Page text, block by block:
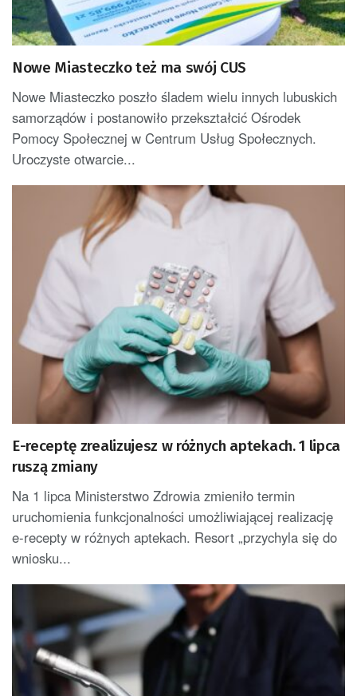
Nowe Miasteczko też ma swój CUS
Nowe Miasteczko poszło śladem wielu innych lubuskich
samorządów i postanowiło przekształcić Ośrodek
Pomocy Społecznej w Centrum Usług Społecznych.
Uroczyste otwarcie...
E-receptę zrealizujesz w różnych aptekach. 1 lipca
ruszą zmiany
Na 1 lipca Ministerstwo Zdrowia zmieniło termin
uruchomienia funkcjonalności umożliwiającej realizację
e-recepty w różnych aptekach. Resort „przychyla się do
wniosku...